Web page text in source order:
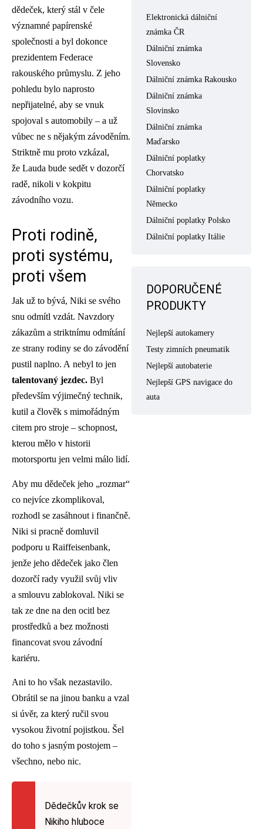
dědeček, který stál v čele
významné papírenské
společnosti a byl dokonce
prezidentem Federace
rakouského průmyslu. Z jeho
pohledu bylo naprosto
nepřijatelné, aby se vnuk
spojoval s automobily – a už
vůbec ne s nějakým závoděním.
Striktně mu proto vzkázal,
že Lauda bude sedět v dozorčí
radě, nikoli v kokpitu
závodního vozu.
Proti rodině,
proti systému,
proti všem
Jak už to bývá, Niki se svého
snu odmítl vzdát. Navzdory
zákazům a striktnímu odmítání
ze strany rodiny se do závodění
pustil naplno. A nebyl to jen
talentovaný jezdec. Byl
především výjimečný technik,
kutil a člověk s mimořádným
citem pro stroje – schopnost,
kterou mělo v historii
motorsportu jen velmi málo lidí.
Aby mu dědeček jeho „rozmar“
co nejvíce zkomplikoval,
rozhodl se zasáhnout i finančně.
Niki si pracně domluvil
podporu u Raiffeisenbank,
jenže jeho dědeček jako člen
dozorčí rady využil svůj vliv
a smlouvu zablokoval. Niki se
tak ze dne na den ocitl bez
prostředků a bez možnosti
financovat svou závodní
kariéru.
Ani to ho však nezastavilo.
Obrátil se na jinou banku a vzal
si úvěr, za který ručil svou
vysokou životní pojistkou. Šel
do toho s jasným postojem –
všechno, nebo nic.
Dědečkův krok se
Nikiho hluboce
Elektronická dálniční
známka ČR
Dálniční známka
Slovensko
Dálniční známka Rakousko
Dálniční známka
Slovinsko
Dálniční známka
Maďarsko
Dálniční poplatky
Chorvatsko
Dálniční poplatky
Německo
Dálniční poplatky Polsko
Dálniční poplatky Itálie
DOPORUČENÉ
PRODUKTY
Nejlepší autokamery
Testy zimních pneumatik
Nejlepší autobaterie
Nejlepší GPS navigace do
auta